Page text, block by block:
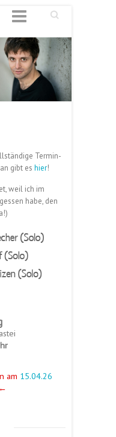
Suchen
Termin-
gibt es hier!
weil ich im
habe, den
am 15.04.26